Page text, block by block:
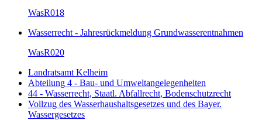
WasR018
Wasserrecht - Jahresrückmeldung Grundwasserentnahmen
WasR020
Landratsamt Kelheim
Abteilung 4 - Bau- und Umweltangelegenheiten
44 - Wasserrecht, Staatl. Abfallrecht, Bodenschutzrecht
Vollzug des Wasserhaushaltsgesetzes und des Bayer.
Wassergesetzes